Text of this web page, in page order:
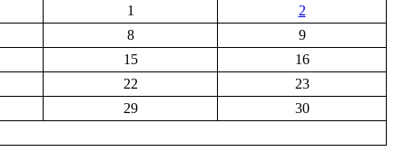
1
2
8
9
15
16
22
23
29
30